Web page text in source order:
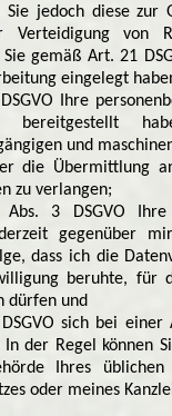
jedoch diese zur
Verteidigung von
gemäß Art. 21
eingelegt
Ihre
und
die Übermittlung
zu verlangen;
3 DSGVO
gegenüber
dass ich die
beruhte, für
dürfen und
sich bei einer
In der Regel können
Ihres üblichen
oder meines